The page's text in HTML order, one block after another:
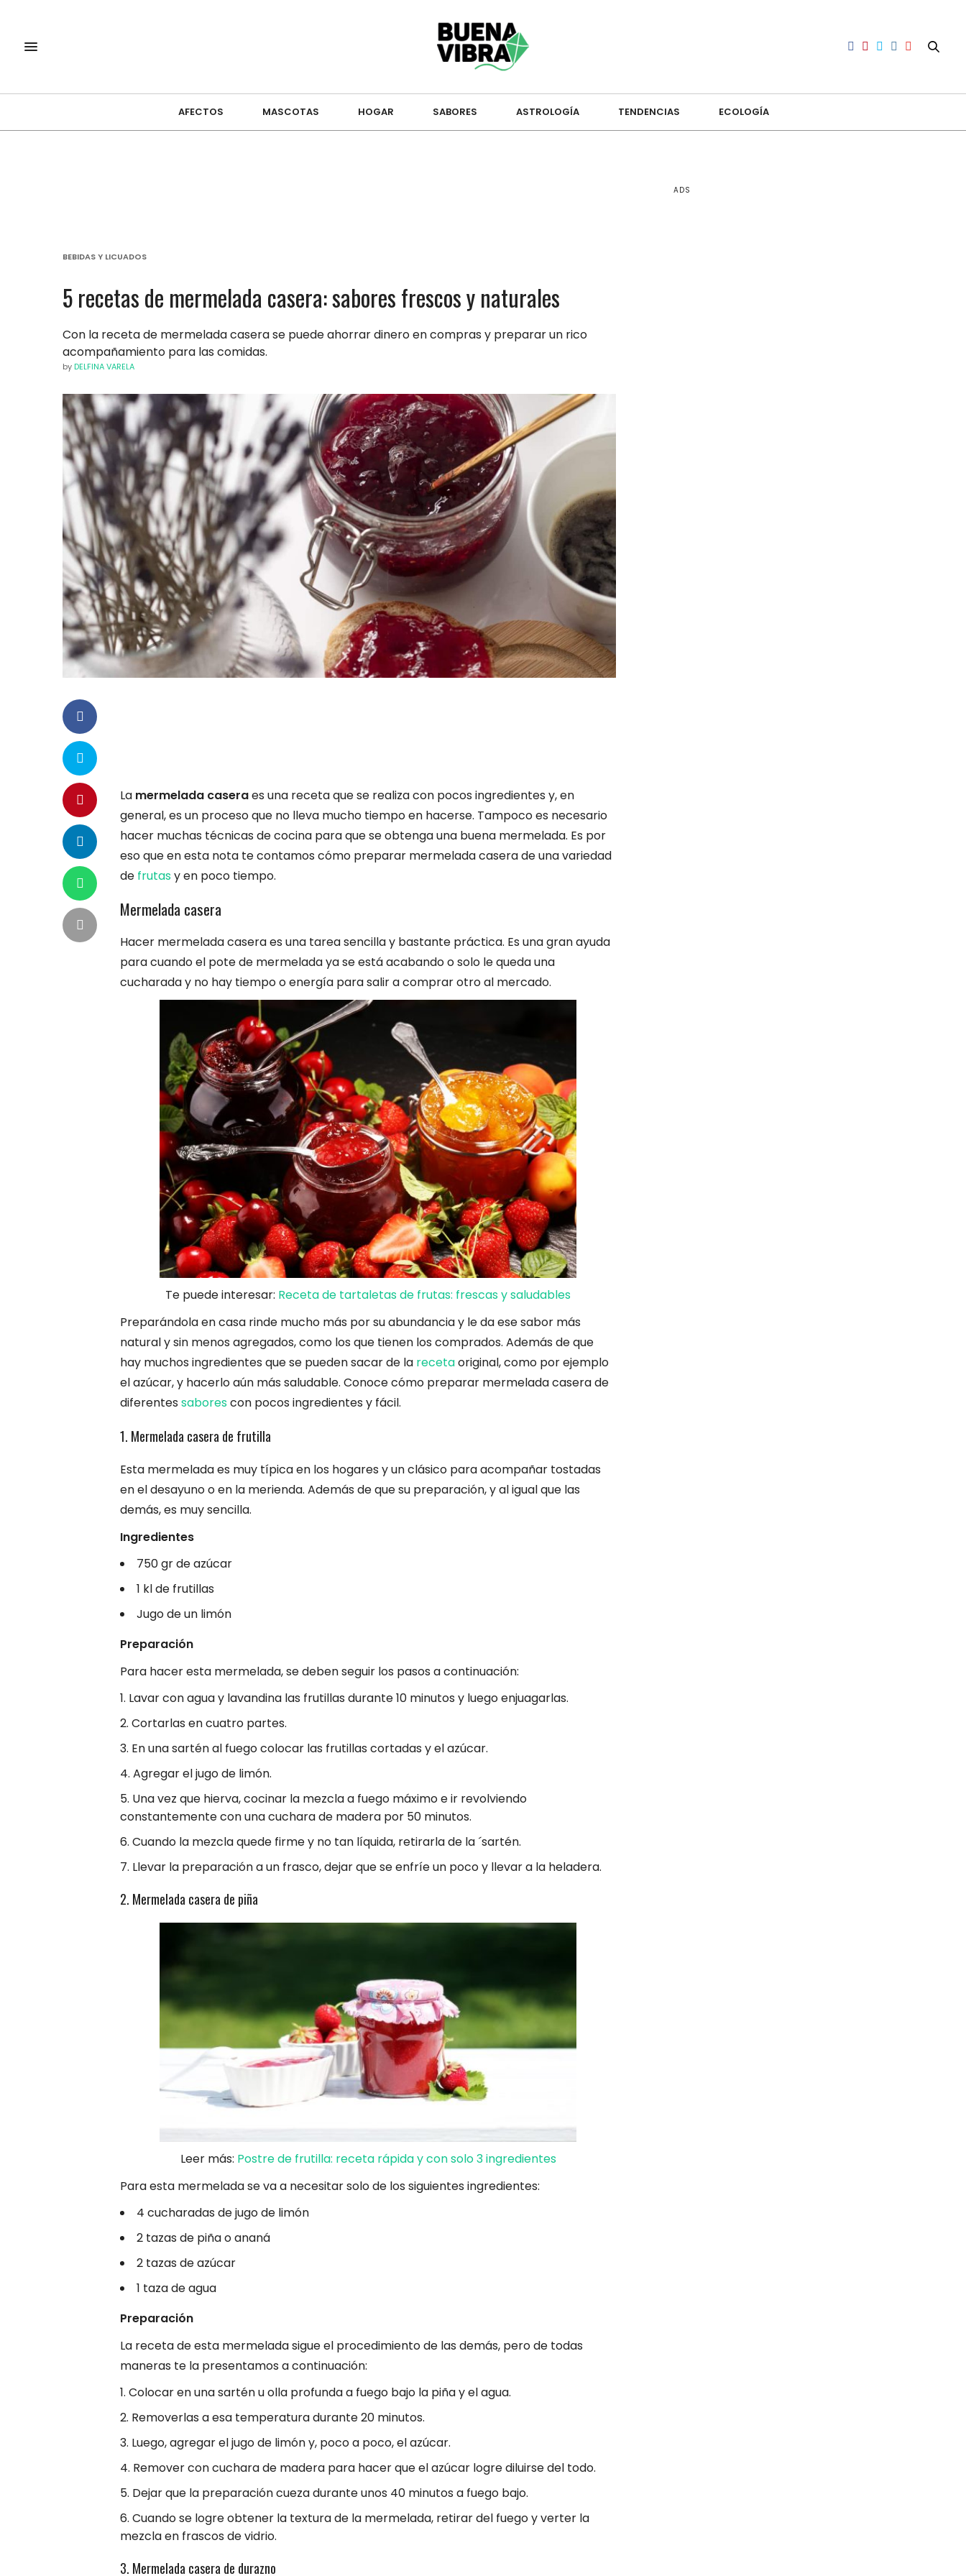
AFECTOS MASCOTAS HOGAR SABORES ASTROLOGÍA TENDENCIAS ECOLOGÍA
BEBIDAS Y LICUADOS
5 recetas de mermelada casera: sabores frescos y naturales
Con la receta de mermelada casera se puede ahorrar dinero en compras y preparar un rico
acompañamiento para las comidas.
by DELFINA VARELA
La mermelada caseraes una receta que se realiza con pocos ingredientes y, en
general, es un proceso que no lleva mucho tiempo en hacerse. Tampoco es necesario
hacer muchas técnicas de cocina para que se obtenga una buena mermelada. Es por
eso que en esta nota te contamos cómo preparar mermelada casera de una variedad
de frutasy en poco tiempo.
Mermelada casera
Hacer mermelada casera es una tarea sencilla y bastante práctica. Es una gran ayuda
para cuando el pote de mermelada ya se está acabando o solo le queda una
cucharada y no hay tiempo o energía para salir a comprar otro al mercado.
Te puede interesar: Receta de tartaletas de frutas: frescas y saludables
Preparándola en casa rinde mucho más por su abundancia y le da ese sabor más
natural y sin menos agregados, como los que tienen los comprados. Además de que
hay muchos ingredientes que se pueden sacar de la recetaoriginal, como por ejemplo
el azúcar, y hacerlo aún más saludable. Conoce cómo preparar mermelada casera de
diferentes saborescon pocos ingredientes y fácil.
1. Mermelada casera de frutilla
Esta mermelada es muy típica en los hogares y un clásico para acompañar tostadas
en el desayuno o en la merienda. Además de que su preparación, y al igual que las
demás, es muy sencilla.
Ingredientes
750 gr de azúcar
1 kl de frutillas
Jugo de un limón
Preparación
Para hacer esta mermelada, se deben seguir los pasos a continuación:
Lavar con agua y lavandina las frutillas durante 10 minutos y luego enjuagarlas.
Cortarlas en cuatro partes.
En una sartén al fuego colocar las frutillas cortadas y el azúcar.
Agregar el jugo de limón.
Una vez que hierva, cocinar la mezcla a fuego máximo e ir revolviendo
constantemente con una cuchara de madera por 50 minutos.
Cuando la mezcla quede firme y no tan líquida, retirarla de la ´sartén.
Llevar la preparación a un frasco, dejar que se enfríe un poco y llevar a la heladera.
2. Mermelada casera de piña
Leer más: Postre de frutilla: receta rápida y con solo 3 ingredientes
Para esta mermelada se va a necesitar solo de los siguientes ingredientes:
4 cucharadas de jugo de limón
2 tazas de piña o ananá
2 tazas de azúcar
1 taza de agua
Preparación
La receta de esta mermelada sigue el procedimiento de las demás, pero de todas
maneras te la presentamos a continuación:
Colocar en una sartén u olla profunda a fuego bajo la piña y el agua.
Removerlas a esa temperatura durante 20 minutos.
Luego, agregar el jugo de limón y, poco a poco, el azúcar.
Remover con cuchara de madera para hacer que el azúcar logre diluirse del todo.
Dejar que la preparación cueza durante unos 40 minutos a fuego bajo.
Cuando se logre obtener la textura de la mermelada, retirar del fuego y verter la
mezcla en frascos de vidrio.
3. Mermelada casera de durazno
ADS